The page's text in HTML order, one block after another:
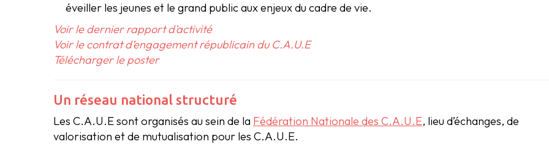
éveiller les jeunes et le grand public aux enjeux du cadre de vie.
Voir le dernier rapport d’activité
Voir le contrat d’engagement républicain du C.A.U.E
Télécharger le poster
Un réseau national structuré
Les C.A.U.E sont organisés au sein de la Fédération Nationale des C.A.U.E, lieu d’échanges, de
valorisation et de mutualisation pour les C.A.U.E.